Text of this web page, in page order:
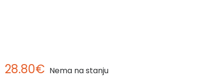
28.80€ Nema na stanju